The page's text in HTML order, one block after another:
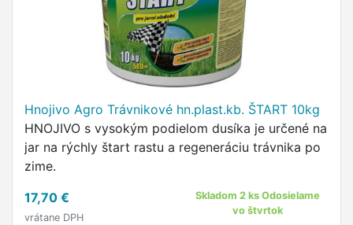
Hnojivo Agro Trávnikové hn.plast.kb. ŠTART 10kg
HNOJIVO s vysokým podielom dusíka je určené na
jar na rýchly štart rastu a regeneráciu trávnika po
zime.
17,70 €
vrátane DPH
Skladom 2 ks Odosielame
vo štvrtok